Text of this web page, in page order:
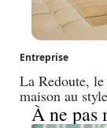
Entreprise
La Redoute,
maison au
À ne pas